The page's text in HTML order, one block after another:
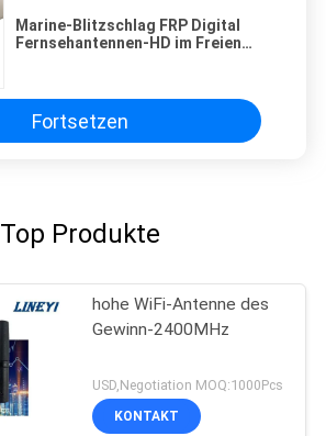
Marine-Blitzschlag FRP Digital
Fernsehantennen-HD im Freien
Fortsetzen
Top Produkte
hohe WiFi-Antenne des
Gewinn-2400MHz
USD,Negotiation MOQ:1000Pcs
KONTAKT